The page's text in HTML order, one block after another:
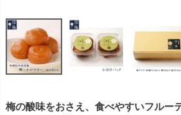
梅の酸味をおさえ、食べやすいフルー